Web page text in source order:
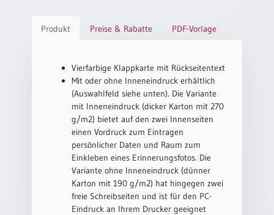
Restbestände
Restbestände
Urkundenscheine
Produkt Preise & Rabatte PDF-Vorlage
Vierfarbige Klappkarte mit Rückseitentext
Mit oder ohne Inneneindruck erhältlich
(Auswahlfeld siehe unten). Die Variante
mit Inneneindruck (dicker Karton mit 270
g/m2) bietet auf den zwei Innenseiten
einen Vordruck zum Eintragen
persönlicher Daten und Raum zum
Einkleben eines Erinnerungsfotos. Die
Variante ohne Inneneindruck (dünner
Karton mit 190 g/m2) hat hingegen zwei
freie Schreibseiten und ist für den PC-
Eindruck an Ihrem Drucker geeignet